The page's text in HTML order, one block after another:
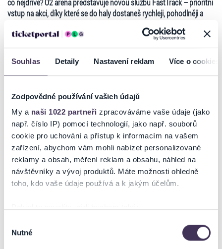
Souhlas Detaily Nastavení reklam Více o cookies
Zodpovědné používání vašich údajů
My a naši 1022 partneři zpracováváme vaše údaje (jako
např. číslo IP) pomocí technologií, jako např. souborů
cookie pro uchování a přístup k informacím na vašem
zařízení, abychom vám mohli nabízet personalizované
reklamy a obsah, měření reklam a obsahu, náhled na
návštěvníky a vývoj produktů. Máte možnosti ohledně
toho, kdo vaše údaje používá a k jakým účelům.
které mohou být přesné na několik metrů
souhlasu
Nutné
co nejdříve? O2 arena představuje novou službu FastTrack – prioritní
vstup na akci, díky které se do haly dostaneš rychleji, pohodlněji a
Kup si ke své vstupenceFastTracka šetři čas i nervy.
Získáš přístup kprioritnímu vstupu číslo 34, který ti otevře dveře k
zážitku bez zdržování.
Počet FastTrack voucherůjeomezený, aby byl zaručen maximální
Užij si svou akci tak, jak má být –od první minuty!
⚠️Upozornění: Samostatný voucher FastTrack neopravňuje ke
vstupu na akci – je nutné mít také platnou vstupenku.
Číst více
Ticketportal je zárukou pravosti vstupenek
Na stránkách společnosti Ticketportal si vždy zakoupíte
originální vstupenky.
zakoupených na přeprodejních portálech. Ticketportal s